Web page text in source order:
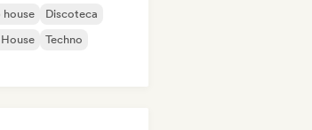
house
Discoteca
Techno